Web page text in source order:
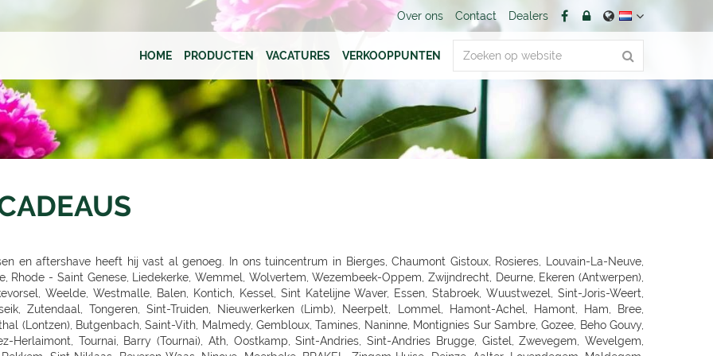
Over ons Contact Dealers
HOME PRODUCTEN VACATURES VERKOOPPUNTEN
ROTENBURG, Scheeßel, ZEVEN, BREMERVÖRDE, CUXHAVEN, BREMERHAVEN, GEESTLAND LANGEN, OSTERHOLZ-SCHARMBECK, RITTERHUDE-IHLPOHL, Ritterhude-Platjenwerbe, Ganderkesee, Wildeshausen, DOETLINGEN, Bremen, Bremen-Vahr, BREMEN-BLUMENTHAL, STUHR, STUBE-SECKENHAUSEN, Stuhr-Varrel, Achim, Syke, Lilienthal, OTTERSBERG-POSTHAUSEN, CELLE, WITTINGEN, SALZWEDEL, LUCHOW, Dannenberg, UELZEN, BAD BEVENSEN, SOLTAU, Munster, Bomlitz, Hannover, GARBSEN, LAATZEN, BARSINGHAUSEN, WEDEMARK-BISSENDORF, Altwarmbüchen, Isernhagen-Kirchhorst, RONNENBERG, HEMMINGEN, Gehrden, ALFELD/LEINE, Alfeld, HILDESHEIM, SARSTEDT, PEINE, LEHRTE OT ARPKE, LEHRTE, Burgdorf, WUNSTDORF, NEUSTADT, NIENBURG/WESER, Uchte, LEESE, STADTHAGEN, BUCKEBURG, HAMELN, Springe, HESSICH OLDENDORF, HERFORD, BAD SALZUFLEN, BÜNDE, ESPELKAMP, MINDEN, PORTA WESTFALICA, LÖHNE, HÜLLHORST, LEMGO, DETMOLD, Paderborn, PADERBORN-SCHLOSS NEUHAUS, DELBRÜCK, GÜTERSLOH, RHEDA-WIEDENBRÜCK, BIELEFELD, Bielefeld-Gadderbaum, KASSEL, KASSEL-WALDAU, KASSEL-NORDHAUSEN, BAUNATAL, Hofgeismar, WARBURG, MARSBERG, Korbach, KNÜLLWALD-REMSFELD, Schwalmstadt-Treysa, MARBURG, Gladenbach, Kirchhain, Grünberg, GIEßEN, Buseck, BUTZBACH, WETZLAR, FULDA, BEBRA, BAD HERSFELD, GÖTTINGEN, Duderstadt, NORTHEIM, ESCHWEGE, OSTERODE, EINBECK, Holzminden, HÖXTER, BEVERUNGEN, BRAUNSCHWEIG-RÜNINGEN, WOLFENBÜTTEL, HELMSTEDT, Melsungen, WOLFSBURG, WOLFSBURG-HATTORF, GIFHORN, GOSLAR, SEESEN, WERNIGERODE, MAGDEBURG, ZERBST, BURG, Genthin, HALDENSLEBEN, Oschersleben, STENDAL, GARDELEGEN, Düsseldorf, DÜSSELDORF-BENRATH, Meerbusch-IIverich, MEERBUSCH, LANGENFELD, RATINGEN, MÖNCHENGLADBACH, KORSCHENBROICH, VIERSEN, ERKELENZ, Hückelhoven, VELBERT, SOLINGEN, REMSCHEID, Dortmund, CASTROP-RAUXEL, BOCHUM, MÜLHEIM, HATTINGEN, RECKLINGHAUSEN, MARL, BOTTROP, Bottrop, DORSTEN, BORKEN, BOCHOLT, Wesel, VOERDE, Duisburg - Wanheimerort, Duisburg-Kasslerfeld, Duisburg, DUISBURG, Moers-Schwafheim, KREFELD, WARENDORF, Dülmen, RHEINE, Billerbeck, GEORGSMARIENHÜTTE, BELM, MELLE, VECHTA, Vechta, Visbek, IBBENBÜREN, Ibbenbüren, LENGERICH, BRAMSCHE-ENGTER, CLOPPENBURG, MEPPEN, Haselünne, Wesseling, Köln, KÖLN (JUNKERSDORF), KOLN-DELLBRUCK, BERGISCH GLADBACH, RÖSRATH, GUMMERSBACH, JÜLICH, Bonn, MECKENHEIM, ALFTER-OEDEKOVEN, Alfter, RHEINBACH, Sinzig, KÖNIGSWINTER, ST.AUGUSTIN-BIRLINGHOVEN, Troisdorf, EUSKIRCHEN, MECHERNICH-KOMMERN, Zülpich-ülpenich, KALL, Wasserliesch, MAINZ-HECHTSHEIM, Alzey, Nieder-Olm, SIMMERN, Idar-Oberstein, Nastätten, MAYEN, NETHPHEN-DIES-TIEFENBACH, LENNESTADT, HAGEN, HAGEN-HASPE, SCHWERTE, WITTEN, LÜDENSCHEID, ISERLOHN, MENDEN, AHLEN, Luedingshausen, UNNA, Soest, ARNSBERG, FRANKFURT AM MAIN (KELBACH), FRANKFURT, FRANKFURT-SCHWANHEIM, BAD VILBEL, NIDDERAU, FRIEDBERG, USINGEN, BAD HOMBURG, FRIEDRICHSDORF, Oberursel, OFFENBACH, RODGAU, DREIEICH, RÖDERMARK, HANAU, BAD SODEN - SALMUNSTER, GLAUBURG, ASCHAFFENBURG, ALZENAU, MOMBRIS, Stockstadt, ELSENFELD, MILTENBERG, DARMSTADT, Pfungstadt, Groß Gerau, MORFELDEN-WALLDORF, BENSHEIM, HEPPENHEIM, DIEBURG, GROß UMSTADT, WIESBADEN-BIEBRICH, Wiesbaden, Ruesselsheim, IDSTEIN, DIEZ, Kelkheim, Frankfurt am Main, St. Ingbert, MERZIG-BALLERN, LANDSTUHL, Bad Duerkheim, GRÜNSTADT, KAISERSLAUTERN, MANNHEIM, HEIDELBERG, WIESLOCH, Weinheim, STUTTGART 40 (ZUFFENHAUSEN), STUTTGART (DEGERLOCH), FELLBACH, LEINFELDEN-ECHTERDING, SINDELFINGEN, HERRENBERG, LEONBERG, LEONBERG 1, Ditzingen, Weil der Stadt, RUTESHEIM, Winnenden, BACKNANG, Murrhardt, LUDWIGSBURG, VAIHINGEN-ENZ, MÖGLINGEN, TUBINGEN, Mössingen, NAGOLD, Altensteig, BALINGEN, HECHINGEN, SIGMARINGEN, METZINGEN, BAD URACH, REUTLINGEN, PFULLINGEN, GOEPPINGEN, KIRCHHEIM/TECK, KIRCHHEIM / TECK, GEISLINGEN, AALEN, ELLWANGEN, SCHWABISCH GMUEND, SCHWÄBISCH GMÜND, SCHORNDORF, ESSLINGEN, HEILBRONN, NECKARSULM, WEINSBERG, WIDDERN, BIETIGHEIM-BISSINGEN, BRACKENHEIM, LAUFFEN, HESSIGHEIM, Gaildorf, SCHWABISCH HALL, ÖHRINGEN, BUCHEN, Bad Rappenau, BRETTEN, PFORZHEIM, KARLSRUHE GRÖTZINGEN, SINZHEIM, BRUCHSAL, LANDAU, OFFENBURG, KEHL, Bühl, LAHR, SINGEN, HILZINGEN, KONSTANZ, INSEL MAINAU, ROTTWEIL, FREIBURG, BREISACH, Ehrenkirchen, EMMENDINGEN, RHEINFELDEN, SCHOPFHEIM, WEHR-BRENNET, BAD SÄCKINGEN, WALDSHUT-TIENGEN, Klettgau, Wutöschingen-Schwerzen, München, MUENCHEN, MÜNCHEN 60 (OBERMENZING), Muenchen-Daglfing, UNTERHACHING, GERMERING, BUCHENDORF-GAUTING, GAUTING, OLCHING-GEISELBULLACH, Planegg-Martinsried, FÜRSTENFELDBRUCK, STARNBERG, WEILHEIM, PENZBERG, PEISSENBERG, MURNAU, WOLFRATSHAUSEN, BRUCKMÜHL, RAUBLING-PFRAUNDORF, STEPHANSKIRCHEN, TRAUNSTEIN, TRAUNREUT, FREILASSING, PIDING, WASSERBURG, BAD TOLZ, MIESBACH, LANDSHUT, DINGOLFING, VILSBIBURG, ECHING/WEIXERAU, PFARRKIRCHEN, SIMBACH, Dorfen, WALDKRAIBURG, BURGHAUSEN, DACHAU, PFAFFENHOFEN, FREISING, Moosburg, ECHING, ERDING, HAAR, POING, PARSDORF, KIRCHSEEON, Brunnthal, UNTERFÖHRING, KRUMBACH, STADTBERGEN, MERING, AICHACH-ECKNACH, DOUNAUWORTH, NEUBURG, WERTINGEN, NÖRDLINGEN, BUCHLOE, SCHWABMÜNCHEN, Klosterlechfeld, LANDSBERG AM LECH, Dießen am Ammersee, SCHONGAU, KEMPTEN, IMMENSTADT, KAUFBEUREN, MARKTOBERDORF, FUSSEN, MAUERSTETTEN, MEMMINGEN, MINDELHEIM, FRIEDRICHSHAFEN, Lindau, RAVENSBURG, WANGEN, Wilhelmsdorf, Grünkraut, Leutkirch, BAD SAULGAU, BIBERACH, Pfullendorf, Überlingen, MARKDORF, LANGENAU-ALBECK, NEU-ULM, ILLERTISSEN, WEISSENHORN, GÜNZBURG, JETTINGEN-SCHEPPACH, DILLINGEN, EHINGEN, Munderkingen, NÜRNBERG, ECKENTAL, ROTHENBACH, SCHWARZENBRUCK, PUSCHENDORF, FÜRTH, ERLANGEN, SCHWABACH, Roth, GREDING, LAUF AN DER PEGNITZ, Hersbruck, HOHENSTADT/POMMELSB., PEGNITZ, FORCHHEIM, HOCHSTADT/AISCH, Hemhofen, BAD WINDSHEIM, DIESPECK, ANSBACH, ROTHENBURG, DINKELSBÜHL, NEUENDETTELSAU, GUNZENHAUSEN, WEISSENBURG, AMBERG, SULZBACH-ROSENBERG, NEUMARKT, SCHWANDORF, OBERFICHTACH, WEIDEN, PRESSATH, BURGLENGENFELD, Nittenau, POLLENRIED, ABENSBERG, CHAM, Willmering, PASSAU, WALDKIRCHEN, DEGGENDORF, GRAFENAU, SELB, NAILA, BINDLACH, MARKTREDWITZ, BAMBERG, Hirschaid, LICHTENFELS, KRONACH, COBURG, WÜRZBURG, UFFENHEIM, HAßFURT, BAD NEUSTADT, KARLSTADT, Frammersbach, Bad Mergentheim, MEININGEN, ERFURT, Rottendorf, Apolda, SÖMMERDA, SONDERSHAUSEN, NORDHAUSEN, EISENACH, Gotha-Schwabhausen, AMMERN BEI MÜHLHAUSEN, LLOFRIU (GIRONA), Harju maakond, BARENTIN, BOURG EN BRESSE, BELLEGARDE, ORNEX, PREVESSIN-MOENS, VIRIAT, ST GENIS POUILLY, LAON, FAYET, SAINT QUENTIN, SOISSONS, BLESMES, CHARMEIL, DOMERAT, GAP, MOUANS-SARTOUX, RUOMS, CHARLEVILLE MEZIERES - LA FRANCHEVILLE, CLIRON, Vivier-au-Court, PAMIERS, LE MERIOT, VILLECHETIF, ST PARRES AUX TERTRES, AUBAGNE, CABRIES, ST MITRE LES REMPARTS, GLOS, LOUVIGNY, EPRON, DEAUVILLE, ROTS, Aurillac, CHAMPNIERS, SOYAUX, SAINTES, PUILBOREAU CEDEX, DOMPIERRE SUR MER, Angoulins sur Mer, VIERZON, SAINT AMAN